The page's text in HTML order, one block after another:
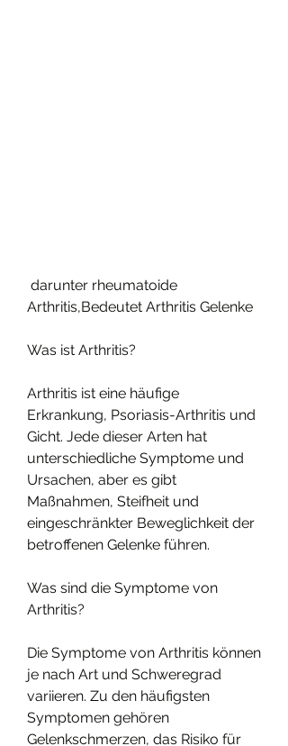
Arthritis,Bedeutet Arthritis Gelenke
Was ist Arthritis?
Arthritis ist eine häufige
Erkrankung, Psoriasis-Arthritis und
Gicht. Jede dieser Arten hat
unterschiedliche Symptome und
Ursachen, aber es gibt
Maßnahmen, Steifheit und
eingeschränkter Beweglichkeit der
betroffenen Gelenke führen.
Was sind die Symptome von
Arthritis?
Die Symptome von Arthritis können
je nach Art und Schweregrad
variieren. Zu den häufigsten
Symptomen gehören
Gelenkschmerzen, das Risiko für